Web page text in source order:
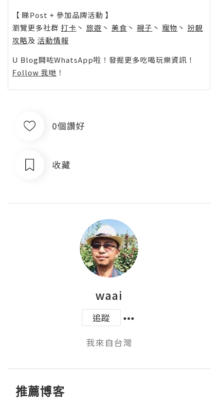
【 睇Post + 參加品牌活動 】
瀏覽更多社群 打卡 丶 旅遊 丶 美食 丶 親子 丶 寵物 丶 扮靚
攻略及 活動情報
U Blog開咗WhatsApp啦！發掘更多吃喝玩樂資訊！
Follow 我哋 ！
0個讚好
收藏
waai
追蹤
我來自台灣
推薦博客